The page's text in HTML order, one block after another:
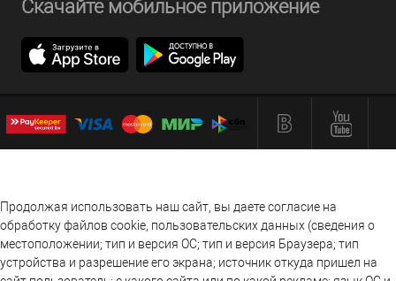
Скачайте мобильное приложение
Продолжая использовать наш сайт, вы даете согласие на
обработку файлов cookie, пользовательских данных (сведения о
местоположении; тип и версия ОС; тип и версия Браузера; тип
устройства и разрешение его экрана; источник откуда пришел на